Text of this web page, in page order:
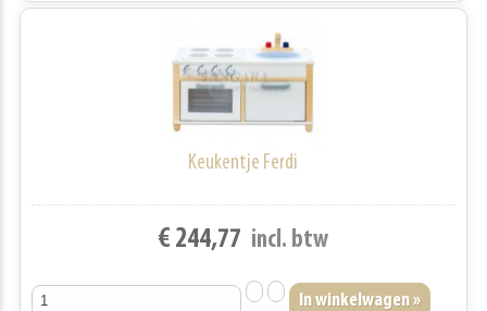
Keukentje Ferdi
€ 244,77 incl. btw